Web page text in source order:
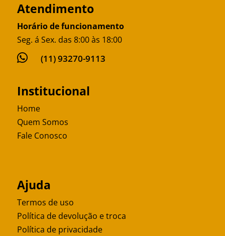
Atendimento
Horário de funcionamento
Seg. á Sex. das 8:00 às 18:00
 (11) 93270-9113
Institucional
Home
Quem Somos
Fale Conosco
Ajuda
Termos de uso
Política de devolução e troca
Política de privacidade